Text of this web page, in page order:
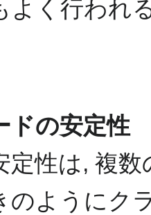
よく行われ
ドの安定性
定性は, 複
のようにク